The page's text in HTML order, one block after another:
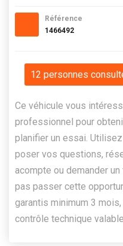
Référence
1466492
12 personnes
Ce véhicule vous
professionnel pour
planifier un essai.
poser vos questions,
acompte ou demander
pas passer cette
garantis minimum 3
contrôle technique valable.